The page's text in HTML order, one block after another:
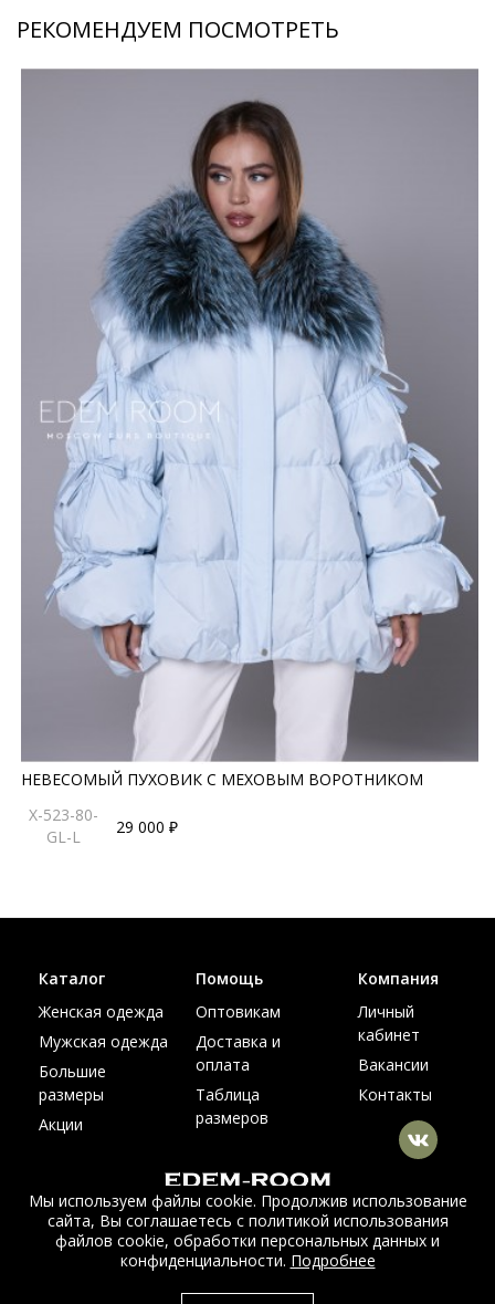
РЕКОМЕНДУЕМ ПОСМОТРЕТЬ
НЕВЕСОМЫЙ ПУХОВИК С МЕХОВЫМ ВОРОТНИКОМ
X-523-80-
GL-L
29 000 ₽
© Интернет магазин верхней одежды из меха и кожи
EDEM-ROOM 2011-2026
Каталог
Женская одежда
Мужская одежда
Большие
размеры
Акции
Помощь
Оптовикам
Доставка и
оплата
Таблица
размеров
Компания
Личный
кабинет
Вакансии
Контакты
Мы используем файлы cookie. Продолжив использование
сайта, Вы соглашаетесь с политикой использования
файлов cookie, обработки персональных данных и
конфиденциальности. Подробнее